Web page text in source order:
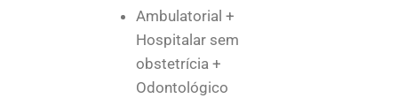
Ambulatorial +
Hospitalar sem
obstetrícia +
Odontológico